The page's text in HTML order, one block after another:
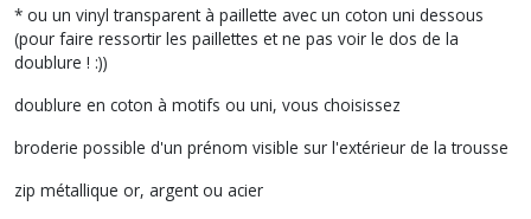
* ou un vinyl transparent à paillette avec un coton uni dessous
(pour faire ressortir les paillettes et ne pas voir le dos de la
doublure ! :))
doublure en coton à motifs ou uni, vous choisissez
broderie possible d'un prénom visible sur l'extérieur de la trousse
zip métallique or, argent ou acier